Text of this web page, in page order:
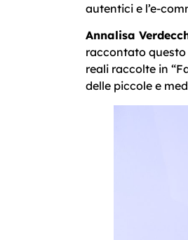
autentici e l’e-
Annalisa
raccontato questo
reali raccolte in
delle piccole e